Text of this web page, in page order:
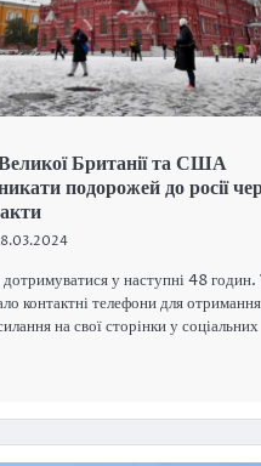
Британії та США
подорожей до росії
дотримуватися у наступні 48
контактні телефони для отримання
на свої сторінки у соціальних